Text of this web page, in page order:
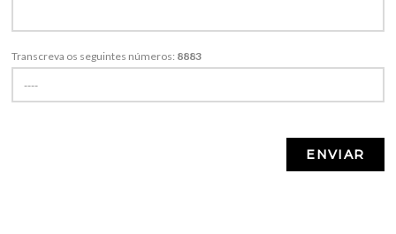
Transcreva os seguintes números: 8883